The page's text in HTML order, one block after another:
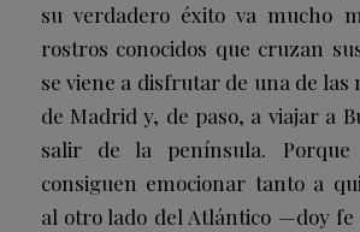
su verdadero éxito va mucho
rostros conocidos que cruzan
se viene a disfrutar de una de las
de Madrid y, de paso, a viajar a
salir de la península. Porque
consiguen emocionar tanto a
al otro lado del Atlántico —doy